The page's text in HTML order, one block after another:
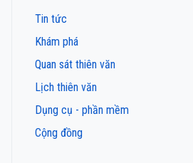
Tin tức
Khám phá
Quan sát thiên văn
Lịch thiên văn
Dụng cụ - phần mềm
Cộng đồng